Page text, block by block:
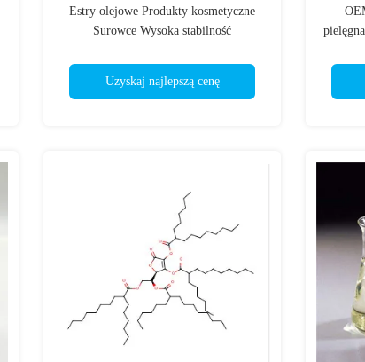
Estry olejowe Produkty kosmetyczne
Surowce Wysoka stabilność
Uzyskaj najlepszą cenę